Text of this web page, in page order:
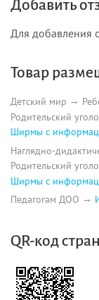
Добавить
Для добавления
Товар
Детский мир
Родительский
Ширмы с
Наглядно-
Родительский
Ширмы с
Педагогам ДОО
QR-код